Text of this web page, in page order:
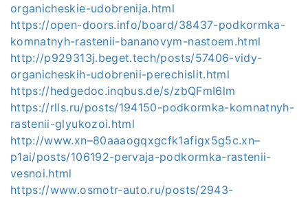
organicheskie-udobrenija.html
https://open-doors.info/board/38437-podkormka-
komnatnyh-rastenii-bananovym-nastoem.html
http://p929313j.beget.tech/posts/57406-vidy-
organicheskih-udobrenii-perechislit.html
https://hedgedoc.inqbus.de/s/zbQFmI6lm
https://rlls.ru/posts/194150-podkormka-komnatnyh-
rastenii-glyukozoi.html
http://www.xn–80aaaogqxgcfk1afigx5g5c.xn–
p1ai/posts/106192-pervaja-podkormka-rastenii-
vesnoi.html
https://www.osmotr-auto.ru/posts/2943-